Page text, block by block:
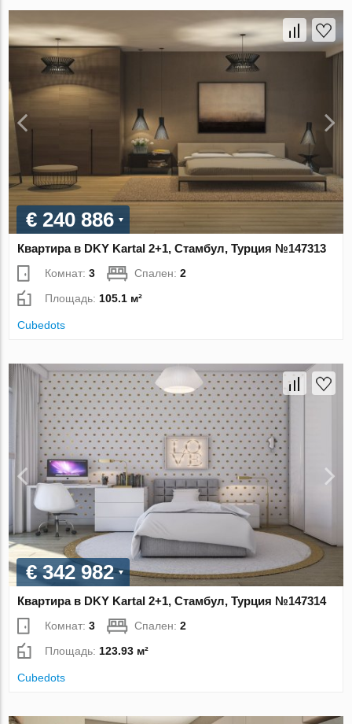
€ 240 886
Квартира в DKY Kartal 2+1, Стамбул, Турция №147313
Комнат:3 Спален:2
Площадь: 105.1 м²
Cubedots
€ 342 982
Квартира в DKY Kartal 2+1, Стамбул, Турция №147314
Комнат:3 Спален:2
Площадь:123.93 м²
Cubedots